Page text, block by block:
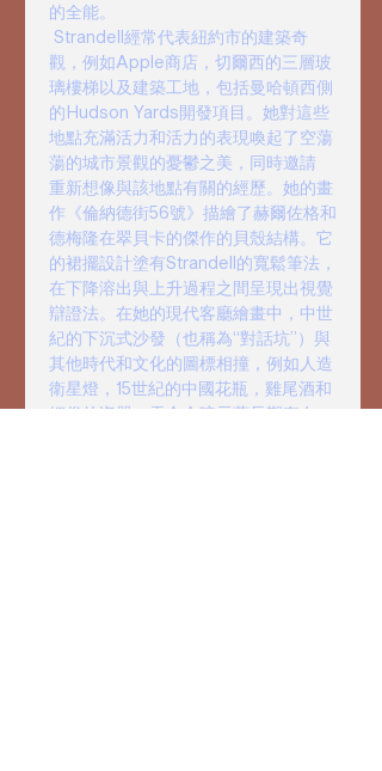
的全能。
觀，例如Apple商店，切爾西的三層玻
璃樓梯以及建築工地，包括曼哈頓西側
的Hudson Yards開發項目。她對這些
地點充滿活力和活力的表現喚起了空蕩
蕩的城市景觀的憂鬱之美，同時邀請
重新想像與該地點有關的經歷。她的畫
作《倫納德街56號》描繪了赫爾佐格和
德梅隆在翠貝卡的傑作的貝殼結構。它
的裙擺設計塗有Strandell的寬鬆筆法，
在下降溶出與上升過程之間呈現出視覺
辯證法。在她的現代客廳繪畫中，中世
紀的下沉式沙發（也稱為“對話坑”）與
其他時代和文化的圖標相撞，例如人造
衛星燈，15世紀的中國花瓶，雞尾酒和
媚俗的瓷器。汞合金暗示著長期存在